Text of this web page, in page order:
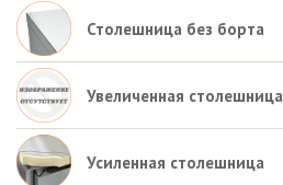
Столешница без борта
Увеличенная столешница
Усиленная столешница